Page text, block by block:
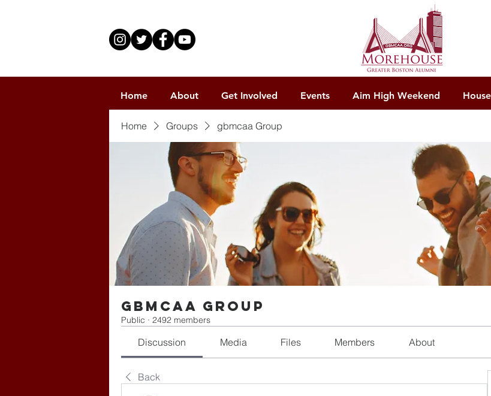
Home About Get Involved Events Aim High Weekend
Home Groups gbmcaa Group
gbmcaa Group
Public · 2492 members
Discussion Media Files Members About
Back